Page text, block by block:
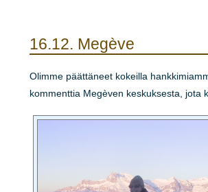
16.12. Megève
Olimme päättäneet kokeilla
kommenttia Megèven keskuksesta, jota